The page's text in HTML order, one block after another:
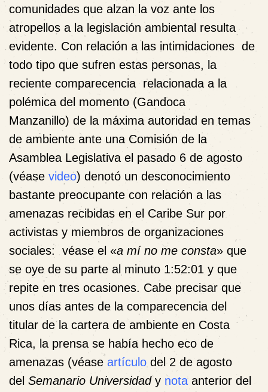
comunidades que alzan la voz ante los
atropellos a la legislación ambiental resulta
evidente. Con relación a las intimidaciones de
todo tipo que sufren estas personas, la
reciente comparecencia relacionada a la
polémica del momento (Gandoca
Manzanillo) de la máxima autoridad en temas
de ambiente ante una Comisión de la
Asamblea Legislativa el pasado 6 de agosto
(véase video) denotó un desconocimiento
bastante preocupante con relación a las
amenazas recibidas en el Caribe Sur por
activistas y miembros de organizaciones
sociales: véase el «a mí no me consta» que
se oye de su parte al minuto 1:52:01 y que
repite en tres ocasiones. Cabe precisar que
unos días antes de la comparecencia del
titular de la cartera de ambiente en Costa
Rica, la prensa se había hecho eco de
amenazas (véase artículo del 2 de agosto
del Semanario Universidady nota anterior del